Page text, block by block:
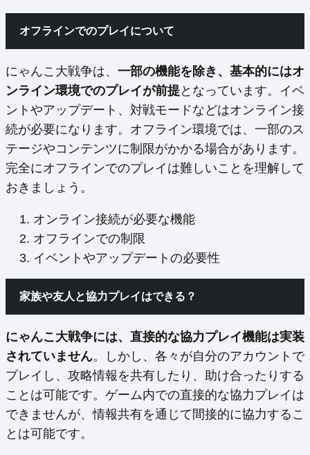
オフラインでのプレイについて
にゃんこ大戦争は、 一部の機能を除き、基本的にはオ
ンライン環境でのプレイが前提となっています。イベ
ントやアップデート、対戦モードなどはオンライン接
続が必要になります。オフライン環境では、一部のス
テージやコンテンツに制限がかかる場合があります。
完全にオフラインでのプレイは難しいことを理解して
おきましょう。
オンライン接続が必要な機能
オフラインでの制限
イベントやアップデートの必要性
家族や友人と協力プレイはできる？
にゃんこ大戦争には、直接的な協力プレイ機能は実装
されていません。しかし、各々が自分のアカウントで
プレイし、攻略情報を共有したり、助け合ったりする
ことは可能です。ゲーム内での直接的な協力プレイは
できませんが、情報共有を通じて間接的に協力するこ
とは可能です。